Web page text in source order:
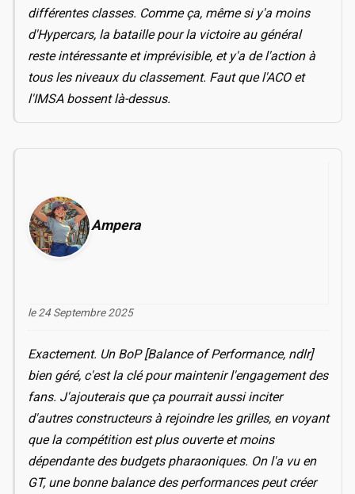
différentes classes. Comme ça, même si y'a moins
d'Hypercars, la bataille pour la victoire au général
reste intéressante et imprévisible, et y'a de l'action à
tous les niveaux du classement. Faut que l'ACO et
l'IMSA bossent là-dessus.
Ampera
le 24 Septembre 2025
Exactement. Un BoP [Balance of Performance, ndlr]
bien géré, c'est la clé pour maintenir l'engagement des
fans. J'ajouterais que ça pourrait aussi inciter
d'autres constructeurs à rejoindre les grilles, en voyant
que la compétition est plus ouverte et moins
dépendante des budgets pharaoniques. On l'a vu en
GT, une bonne balance des performances peut créer